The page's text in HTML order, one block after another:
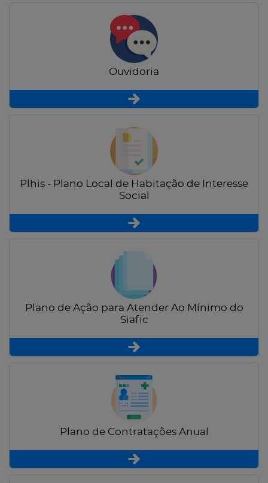
Ouvidoria
Plhis - Plano Local de Habitação de Interesse
Social
Plano de Ação para Atender Ao Mínimo do
Siafic
Plano de Contratações Anual